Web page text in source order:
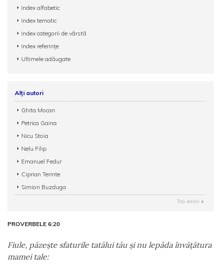
Index alfabetic
Index tematic
Index categorii de vârstă
Index referințe
Ultimele adăugate
Alți autori
Ghita Mocan
Petrica Gaina
Nicu Stoia
Nelu Filip
Emanuel Fedur
Ciprian Terinte
Simion Buzduga
Toţi autorii
PROVERBELE 6:20
Fiule, păzeşte sfaturile tatălui tău şi nu lepăda învăţătura
mamei tale: